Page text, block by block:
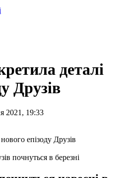
деталі
Друзів
2021, 19:33
почнуться в березні